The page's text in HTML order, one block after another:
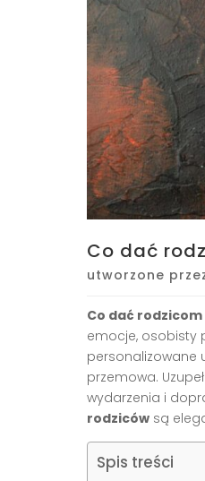
Co dać
utworzone
Co dać
emocje, osobisty
personalizowane
przemowa.
wydarzenia i
rodziców są
Spis treści